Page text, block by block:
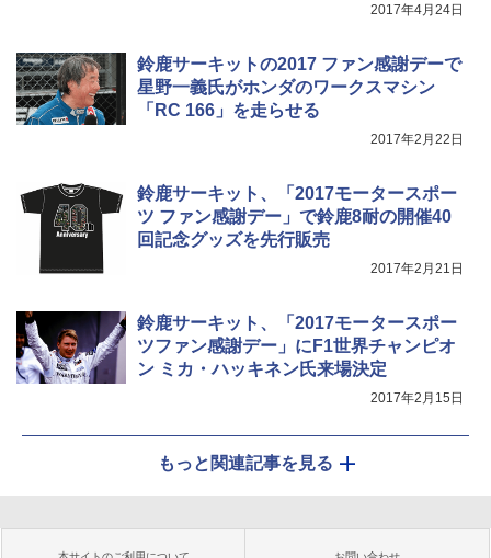
2017年4月24日
鈴鹿サーキットの2017 ファン感謝デーで
星野一義氏がホンダのワークスマシン
「RC 166」を走らせる
2017年2月22日
鈴鹿サーキット、「2017モータースポー
ツ ファン感謝デー」で鈴鹿8耐の開催40
回記念グッズを先行販売
2017年2月21日
鈴鹿サーキット、「2017モータースポー
ツファン感謝デー」にF1世界チャンピオ
ン ミカ・ハッキネン氏来場決定
2017年2月15日
もっと関連記事を見る